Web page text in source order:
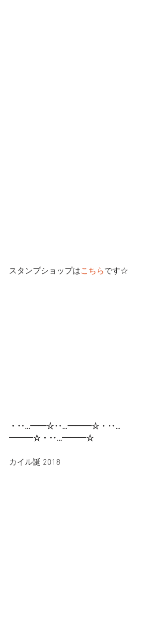
スタンプショップはこちらです☆
・‥…━━☆‥…━━━☆・‥…
━━━☆・‥…━━━☆
カイル誕 2018